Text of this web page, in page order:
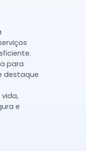
para
destaque
e